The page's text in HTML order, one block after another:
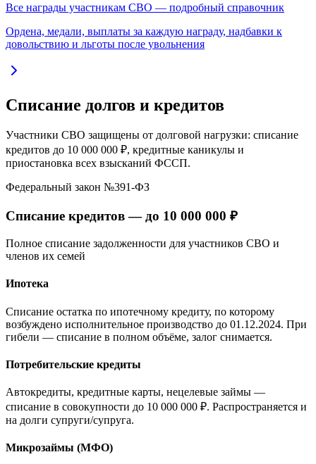
Все награды участникам СВО — подробный справочник
Ордена, медали, выплаты за каждую награду, надбавки к
довольствию и льготы после увольнения
Списание долгов и кредитов
Участники СВО защищены от долговой нагрузки: списание
кредитов до 10 000 000 ₽, кредитные каникулы и
приостановка всех взысканий ФССП.
Федеральный закон №391-ФЗ
Списание кредитов —до 10 000 000 ₽
Полное списание задолженности для участников СВО и
членов их семей
Ипотека
Списание остатка по ипотечному кредиту, по которому
возбуждено исполнительное производство до 01.12.2024. При
гибели — списание в полном объёме, залог снимается.
Потребительские кредиты
Автокредиты, кредитные карты, нецелевые займы —
списание в совокупности до 10 000 000 ₽. Распространяется и
на долги супруги/супруга.
Микрозаймы (МФО)